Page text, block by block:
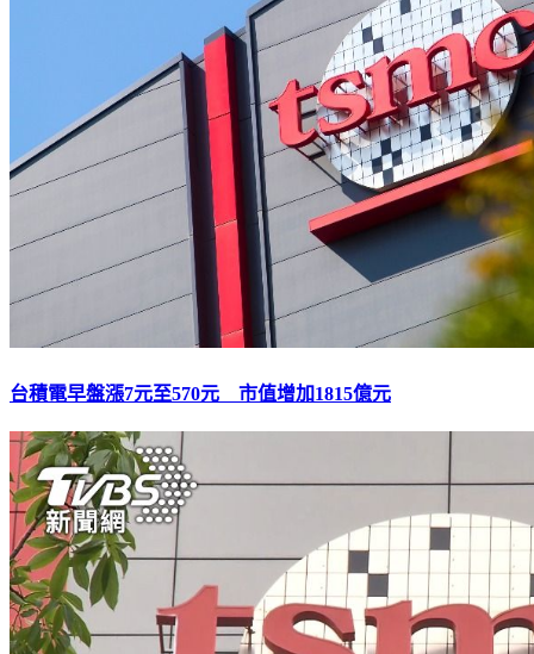
台積電早盤漲7元至570元 市值增加1815億元